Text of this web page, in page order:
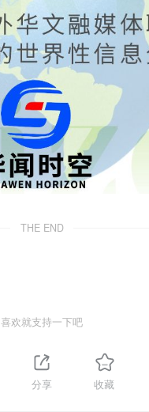
THE END
喜欢就支持一下吧
分享 收藏